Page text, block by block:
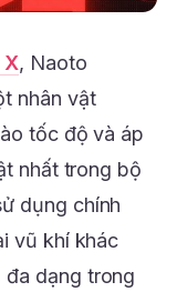
X, Naoto
nhân vật
tốc độ và áp
nhất trong bộ
dụng chính
vũ khí khác
dạng trong